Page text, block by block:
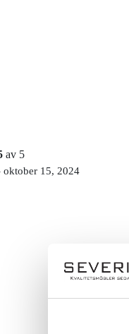
av 5
oktober 15, 2024